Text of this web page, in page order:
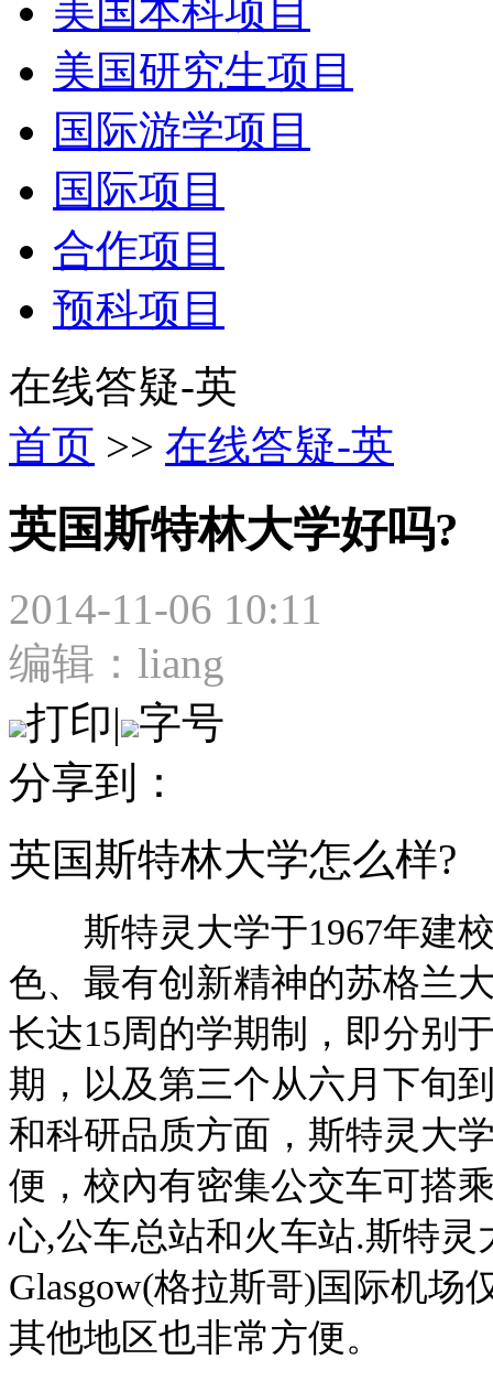
美国本科项目
美国研究生项目
国际游学项目
国际项目
合作项目
预科项目
在线答疑-英
首页 >> 在线答疑-英
英国斯特林大学好吗?
2014-11-06 10:11
编辑：liang
打印| 字号
分享到：
英国斯特林大学怎么样?
斯特灵大学于1967年建校
色、最有创新精神的苏格兰
长达15周的学期制，即分别
期，以及第三个从六月下旬
和科研品质方面，斯特灵大
便，校內有密集公交车可搭
心,公车总站和火车站.斯特灵
Glasgow(格拉斯哥)国际机场
其他地区也非常方便。